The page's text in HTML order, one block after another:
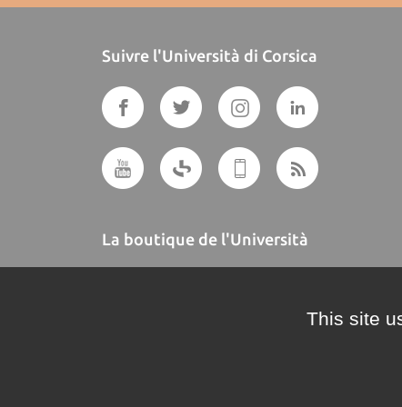
Suivre l'Università di Corsica
La boutique de l'Università
This site